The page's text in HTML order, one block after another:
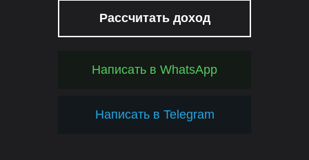
Рассчитать доход
Написать в WhatsApp
Написать в Telegram